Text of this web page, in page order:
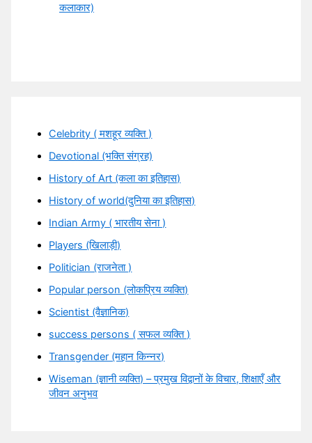
कलाकार)
Celebrity ( मशहूर व्यक्ति )
Devotional (भक्ति संग्रह)
History of Art (कला का इतिहास)
History of world(दुनिया का इतिहास)
Indian Army ( भारतीय सेना )
Players (खिलाड़ी)
Politician (राजनेता )
Popular person (लोकप्रिय व्यक्ति)
Scientist (वैज्ञानिक)
success persons ( सफल व्यक्ति )
Transgender (महान किन्नर)
Wiseman (ज्ञानी व्यक्ति) – प्रमुख विद्वानों के विचार, शिक्षाएँ और
जीवन अनुभव